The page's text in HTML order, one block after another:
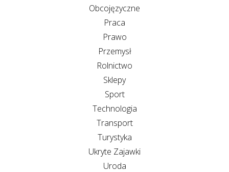
Obcojęzyczne
Praca
Prawo
Przemysł
Rolnictwo
Sklepy
Sport
Technologia
Transport
Turystyka
Ukryte Zajawki
Uroda